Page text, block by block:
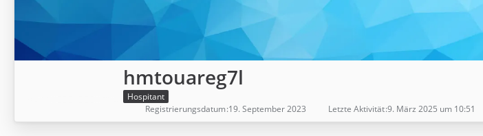
hmtouareg7l
Hospitant
Registrierungsdatum 19. September 2023 Letzte Aktivität 9. März 2025 um 10:51